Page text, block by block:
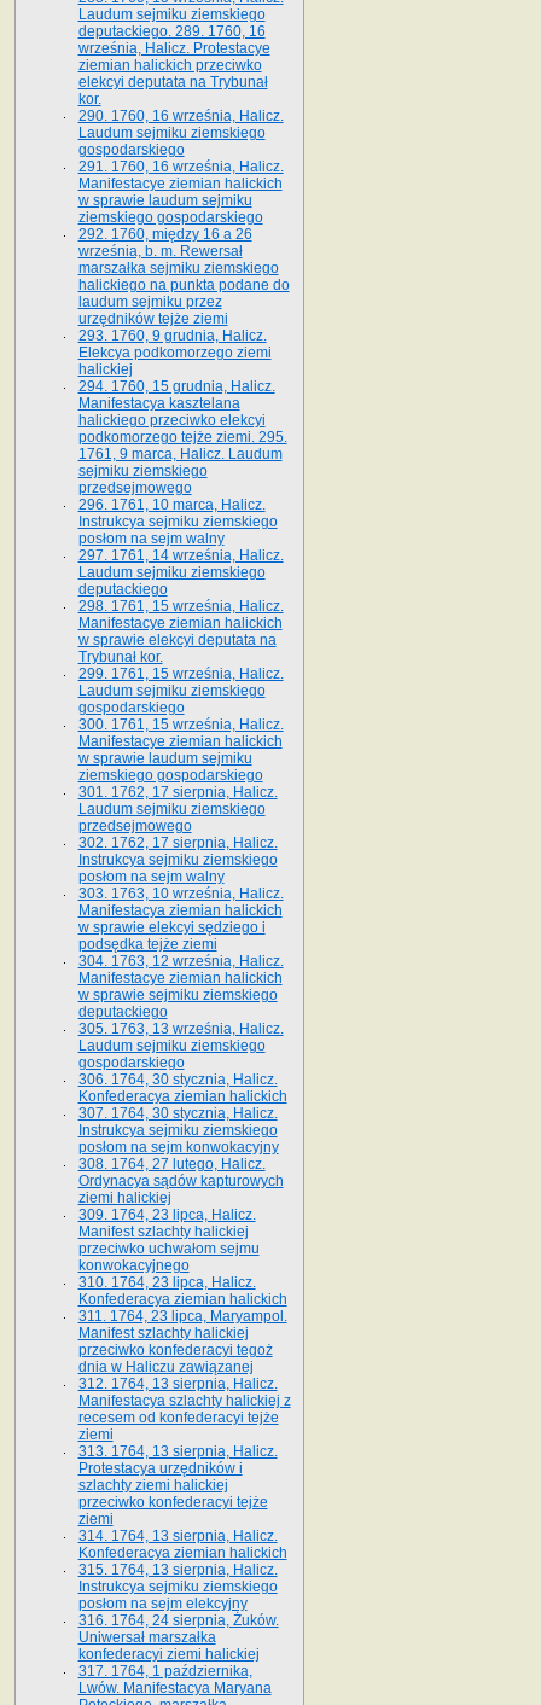
Laudum sejmiku ziemskiego
deputackiego. 289. 1760, 16
września, Halicz. Protestacye
ziemian halickich przeciwko
elekcyi deputata na Trybunał
kor.
290. 1760, 16 września, Halicz.
Laudum sejmiku ziemskiego
gospodarskiego
291. 1760, 16 września, Halicz.
Manifestacye ziemian halickich
w sprawie laudum sejmiku
ziemskiego gospodarskiego
292. 1760, między 16 a 26
września, b. m. Rewersał
marszałka sejmiku ziemskiego
halickiego na punkta podane do
laudum sejmiku przez
urzędników tejże ziemi
293. 1760, 9 grudnia, Halicz.
Elekcya podkomorzego ziemi
halickiej
294. 1760, 15 grudnia, Halicz.
Manifestacya kasztelana
halickiego przeciwko elekcyi
podkomorzego tejże ziemi. 295.
1761, 9 marca, Halicz. Laudum
sejmiku ziemskiego
przedsejmowego
296. 1761, 10 marca, Halicz.
Instrukcya sejmiku ziemskiego
posłom na sejm walny
297. 1761, 14 września, Halicz.
Laudum sejmiku ziemskiego
deputackiego
298. 1761, 15 września, Halicz.
Manifestacye ziemian halickich
w sprawie elekcyi deputata na
Trybunał kor.
299. 1761, 15 września, Halicz.
Laudum sejmiku ziemskiego
gospodarskiego
300. 1761, 15 września, Halicz.
Manifestacye ziemian halickich
w sprawie laudum sejmiku
ziemskiego gospodarskiego
301. 1762, 17 sierpnia, Halicz.
Laudum sejmiku ziemskiego
przedsejmowego
302. 1762, 17 sierpnia, Halicz.
Instrukcya sejmiku ziemskiego
posłom na sejm walny
303. 1763, 10 września, Halicz.
Manifestacya ziemian halickich
w sprawie elekcyi sędziego i
podsędka tejże ziemi
304. 1763, 12 września, Halicz.
Manifestacye ziemian halickich
w sprawie sejmiku ziemskiego
deputackiego
305. 1763, 13 września, Halicz.
Laudum sejmiku ziemskiego
gospodarskiego
306. 1764, 30 stycznia, Halicz.
Konfederacya ziemian halickich
307. 1764, 30 stycznia, Halicz.
Instrukcya sejmiku ziemskiego
posłom na sejm konwokacyjny
308. 1764, 27 lutego, Halicz.
Ordynacya sądów kapturowych
ziemi halickiej
309. 1764, 23 lipca, Halicz.
Manifest szlachty halickiej
przeciwko uchwałom sejmu
konwokacyjnego
310. 1764, 23 lipca, Halicz.
Konfederacya ziemian halickich
311. 1764, 23 lipca, Maryampol.
Manifest szlachty halickiej
przeciwko konfederacyi tegoż
dnia w Haliczu zawiązanej
312. 1764, 13 sierpnia, Halicz.
Manifestacya szlachty halickiej z
recesem od konfederacyi tejże
ziemi
313. 1764, 13 sierpnia, Halicz.
Protestacya urzędników i
szlachty ziemi halickiej
przeciwko konfederacyi tejże
ziemi
314. 1764, 13 sierpnia, Halicz.
Konfederacya ziemian halickich
315. 1764, 13 sierpnia, Halicz.
Instrukcya sejmiku ziemskiego
posłom na sejm elekcyjny
316. 1764, 24 sierpnia, Żuków.
Uniwersał marszałka
konfederacyi ziemi halickiej
317. 1764, 1 października,
Lwów. Manifestacya Maryana